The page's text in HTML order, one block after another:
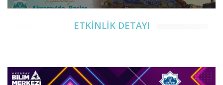
ETKİNLİK DETAYI